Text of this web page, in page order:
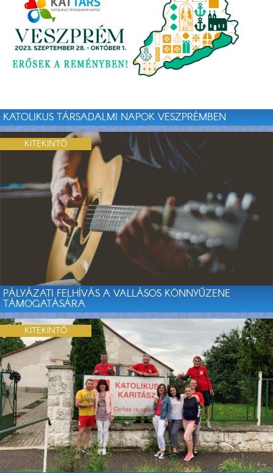
KATOLIKUS TÁRSADALMI NAPOK VESZPRÉMBEN
PÁLYÁZATI FELHÍVÁS A VALLÁSOS KÖNNYŰZENE
TÁMOGATÁSÁRA
KITEKINTŐ
KITEKINTŐ